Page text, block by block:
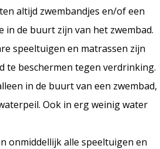
altijd zwembandjes en/of een
in de buurt zijn van het zwembad.
speeltuigen en matrassen zijn
te beschermen tegen verdrinking.
in de buurt van een zwembad,
Ook in erg weinig water
onmiddellijk alle speeltuigen en